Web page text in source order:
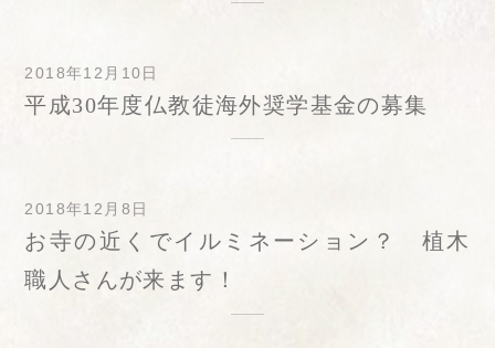
2018年12月10日
平成30年度仏教徒海外奨学基金の募集
2018年12月8日
お寺の近くでイルミネーション？ 植木
職人さんが来ます！